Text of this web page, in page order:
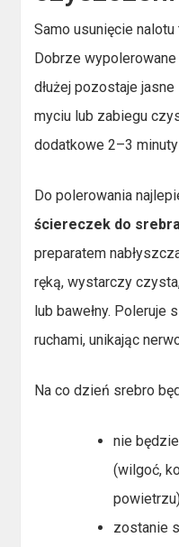
Samo usunięcie
Dobrze
dłużej pozostaje
myciu lub zabiegu
dodatkowe 2–3
Do polerowania
ściereczek do
preparatem
ręką, wystarczy
lub bawełny. Poleruje
ruchami, unikając
Na co dzień srebro
nie
(wilgoć,
zostanie